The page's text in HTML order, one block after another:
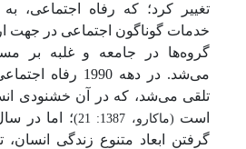
تغییر کرد؛ که رفاه اجتماعی،
خدمات گوناگون اجتماعی در جهت
گروه‌ها در جامعه و غلبه بر
می‌شد. در دهه
تلقی می‌شد، که در آن خشنودی
است (ماکارو، 1387: 21)
؛ اما در
گرفتن ابعاد متنوع زندگی